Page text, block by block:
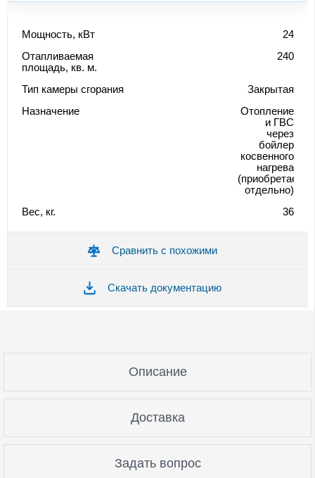
Мощность, кВт
24
Отапливаемая
площадь, кв. м.
240
Тип камеры сгорания
Закрытая
Назначение
Отопление
и ГВС
через
бойлер
косвенного
нагрева
(приобретается
отдельно)
Вес, кг.
36
Сравнить с похожими
Скачать документацию
Описание
Доставка
Задать вопрос